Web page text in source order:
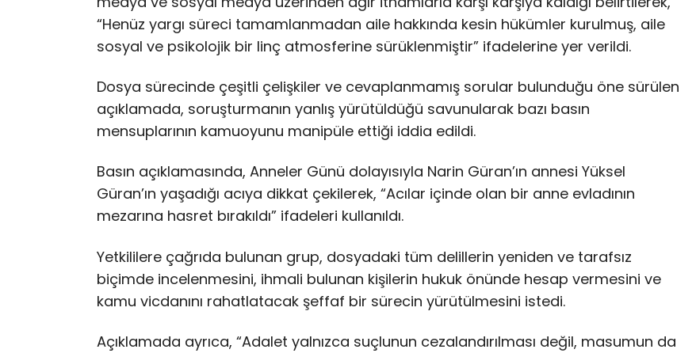
“Henüz yargı süreci tamamlanmadan aile hakkında kesin hükümler kurulmuş, aile
sosyal ve psikolojik bir linç atmosferine sürüklenmiştir” ifadelerine yer verildi.
Dosya sürecinde çeşitli çelişkiler ve cevaplanmamış sorular bulunduğu öne sürülen
açıklamada, soruşturmanın yanlış yürütüldüğü savunularak bazı basın
mensuplarının kamuoyunu manipüle ettiği iddia edildi.
Basın açıklamasında, Anneler Günü dolayısıyla Narin Güran’ın annesi Yüksel
Güran’ın yaşadığı acıya dikkat çekilerek, “Acılar içinde olan bir anne evladının
mezarına hasret bırakıldı” ifadeleri kullanıldı.
Yetkililere çağrıda bulunan grup, dosyadaki tüm delillerin yeniden ve tarafsız
biçimde incelenmesini, ihmali bulunan kişilerin hukuk önünde hesap vermesini ve
kamu vicdanını rahatlatacak şeffaf bir sürecin yürütülmesini istedi.
Açıklamada ayrıca, “Adalet yalnızca suçlunun cezalandırılması değil, masumun da